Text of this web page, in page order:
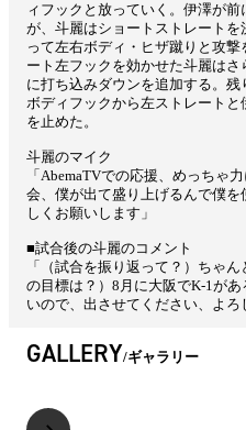
ィフックと放っていく。伊澤が
が、斗麗はショートストレート
って左右ボディ・ヒザ蹴りと攻
ート左フックを効かせた斗麗は
に打ち込みダウンを追加する。
ボディフックから左ストレート
を止めた。
斗麗のマイク
「AbemaTVでの応援、めっちゃ
会、僕が出て盛り上げるんで僕
しくお願いします」
■試合後の斗麗のコメント
「（試合を振り返って？）ちゃ
の目標は？）8月に大阪でK-1が
いので、出させてください、よろ
GALLERY ギャラリー